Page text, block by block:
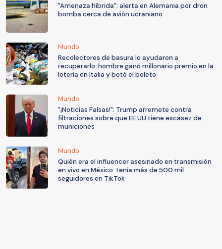
"Amenaza híbrida": alerta en Alemania por dron
bomba cerca de avión ucraniano
Mundo
Recolectores de basura lo ayudaron a
recuperarlo: hombre ganó millonario premio en la
lotería en Italia y botó el boleto
Mundo
"¡Noticias Falsas!": Trump arremete contra
filtraciones sobre que EE.UU tiene escasez de
municiones
Mundo
Quién era el influencer asesinado en transmisión
en vivo en México: tenía más de 500 mil
seguidores en TikTok